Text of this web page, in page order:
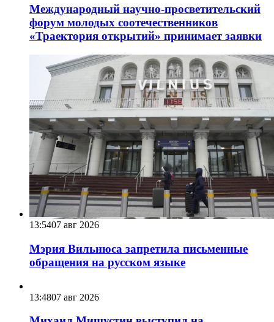
Международный научно-просветительский
форум молодых соотечественников
«Траектория открытий» принимает заявки
13:5407 авг 2026
Мэрия Вильнюса запретила письменные
обращения на русском языке
13:4807 авг 2026